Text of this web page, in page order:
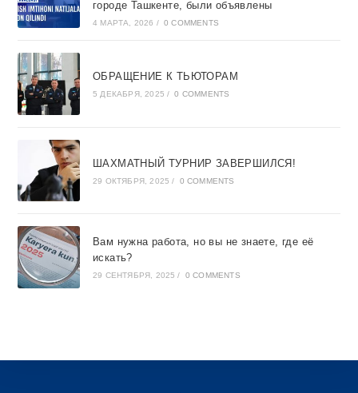
городе Ташкентe, были объявлены
4 МАРТА, 2026 / 0 COMMENTS
ОБРАЩЕНИЕ К ТЬЮТОРАМ
5 ДЕКАБРЯ, 2025 / 0 COMMENTS
ШАХМАТНЫЙ ТУРНИР ЗАВЕРШИЛСЯ!
29 ОКТЯБРЯ, 2025 / 0 COMMENTS
Вам нужна работа, но вы не знаете, где её
искать?
29 СЕНТЯБРЯ, 2025 / 0 COMMENTS